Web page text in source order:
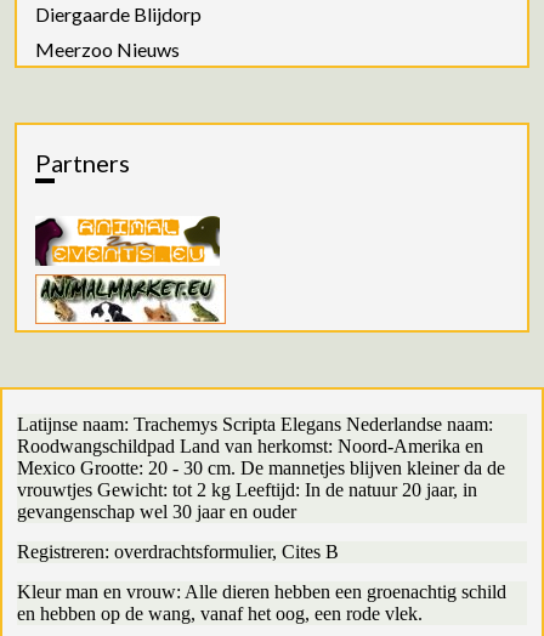
Diergaarde Blijdorp
Meerzoo Nieuws
Partners
Latijnse naam: Trachemys Scripta Elegans Nederlandse naam:
Roodwangschildpad Land van herkomst: Noord-Amerika en
Mexico Grootte: 20 - 30 cm. De mannetjes blijven kleiner da de
vrouwtjes Gewicht: tot 2 kg Leeftijd: In de natuur 20 jaar, in
gevangenschap wel 30 jaar en ouder
Registreren: overdrachtsformulier, Cites B
Kleur man en vrouw: Alle dieren hebben een groenachtig schild
en hebben op de wang, vanaf het oog, een rode vlek.